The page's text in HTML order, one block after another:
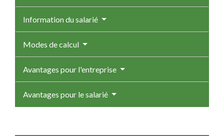
Information du salarié
Modes de calcul
Avantages pour l'entreprise
Avantages pour le salarié